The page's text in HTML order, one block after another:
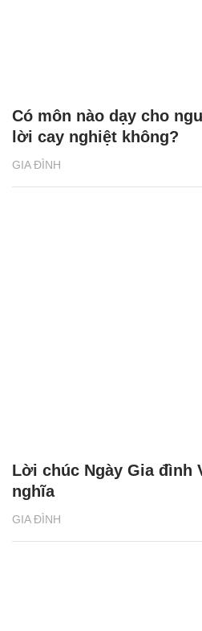
GIA ĐÌNH
Có môn nào dạy cho
lời cay nghiệt không?
GIA ĐÌNH
Lời chúc Ngày Gia đình
nghĩa